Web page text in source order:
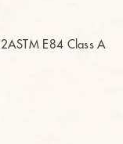
ASTM E84 Class A